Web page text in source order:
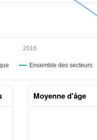
Moyenne d'âge